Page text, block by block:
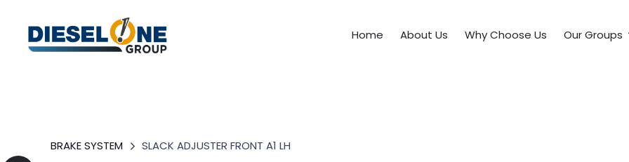
Home About Us Why Choose Us Our Groups
BRAKE SYSTEM SLACK ADJUSTER FRONT A1 LH